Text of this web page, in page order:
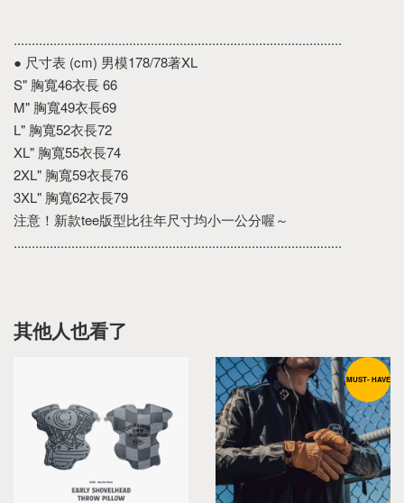
...........................................................................................
● 尺寸表 (cm) 男模178/78著XL
S" 胸寬46衣長 66
M" 胸寬49衣長69
L" 胸寬52衣長72
XL" 胸寬55衣長74
2XL" 胸寬59衣長76
3XL" 胸寬62衣長79
注意！新款tee版型比往年尺寸均小一公分喔～
...........................................................................................
其他人也看了
MUST- HAVE